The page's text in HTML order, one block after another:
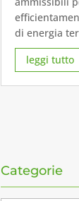
di energia
leggi tutto
Categorie